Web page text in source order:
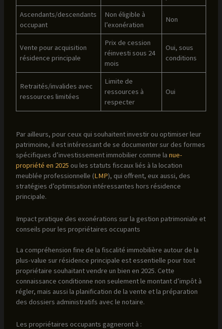
Ascendants/descendants
occupant
Non éligible à
l’exonération
Non
Vente pour acquisition
résidence principale
Prix de cession
réinvesti sous 24
mois
Oui, sous
conditions
Retraités/invalides avec
ressources limitées
Limite de
ressources à
respecter
Oui
Par ailleurs, pour ceux qui souhaitent investir ou optimiser leur
patrimoine, il est intéressant de se documenter sur des formes
spécifiques d’investissement immobilier comme la nue-
propriété en 2025 ou les statuts fiscaux liés à la location
meublée professionnelle (LMP), qui offrent, eux aussi, des
stratégies d’optimisation intéressantes hors résidence
principale.
Impact pratique des exonérations sur la gestion patrimoniale et
conseils pour les propriétaires occupants
La compréhension fine de la fiscalité immobilière autour de la
plus-value sur résidence principale est essentielle pour tout
propriétaire souhaitant vendre un bien en 2025. Cette
connaissance conditionne non seulement le montant d’impôt à
régler, mais aussi la planification de la vente et la préparation
des dossiers administratifs avec le notaire.
Les propriétaires occupants gagneront à :